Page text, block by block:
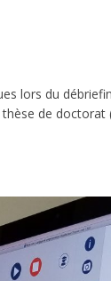
lors du
de doctorat